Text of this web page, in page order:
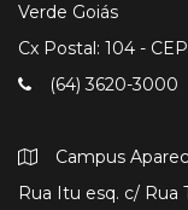
Verde Goiás
Cx Postal: 104 -
(64) 3620-3000
Campus
Rua Itu esq. c/ Rua